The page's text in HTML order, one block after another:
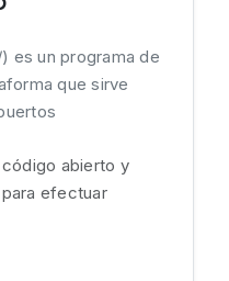
es un programa de
que sirve
abierto y
efectuar